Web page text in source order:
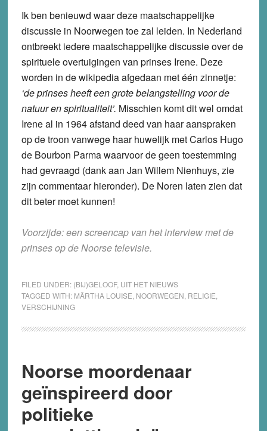
Ik ben benieuwd waar deze maatschappelijke
discussie in Noorwegen toe zal leiden. In Nederland
ontbreekt iedere maatschappelijke discussie over de
spirituele overtuigingen van prinses Irene. Deze
worden in de wikipedia afgedaan met één zinnetje:
‘de prinses heeft een grote belangstelling voor de
natuur en spiritualiteit’. Misschien komt dit wel omdat
Irene al in 1964 afstand deed van haar aanspraken
op de troon vanwege haar huwelijk met Carlos Hugo
de Bourbon Parma waarvoor de geen toestemming
had gevraagd (dank aan Jan Willem Nienhuys, zie
zijn commentaar hieronder). De Noren laten zien dat
dit beter moet kunnen!
Voorzijde: een screencap van het interview met de
prinses op de Noorse televisie.
FILED UNDER: (BIJ)GELOOF, UIT HET NIEUWS
TAGGED WITH: MÄRTHA LOUISE NOORWEGEN RELIGIE
VERSCHIJNING
Noorse moordenaar
geïnspireerd door
politieke